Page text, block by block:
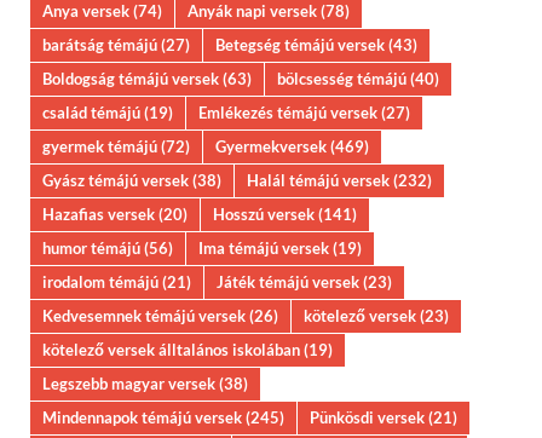
Anya versek(74) Anyák napi versek(78)
barátság témájú(27) Betegség témájú versek(43)
Boldogság témájú versek(63) bölcsesség témájú(40)
család témájú(19) Emlékezés témájú versek(27)
gyermek témájú(72) Gyermekversek(469)
Gyász témájú versek(38) Halál témájú versek(232)
Hazafias versek(20) Hosszú versek(141)
humor témájú(56) Ima témájú versek(19)
irodalom témájú(21) Játék témájú versek(23)
Kedvesemnek témájú versek(26) kötelező versek(23)
kötelező versek álltalános iskolában(19)
Legszebb magyar versek(38)
Mindennapok témájú versek(245) Pünkösdi versek(21)